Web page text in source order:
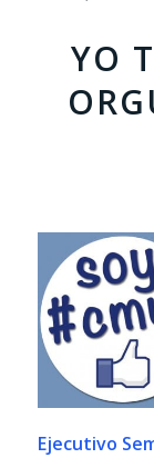
YO
Ejecutivo